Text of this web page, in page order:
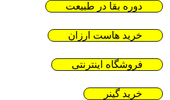
دوره بقا در طبیعت
خرید هاست ارزان
فروشگاه اینترنتی
خرید گینر